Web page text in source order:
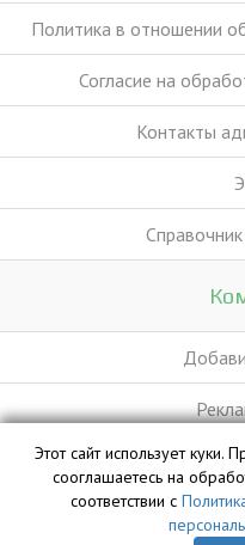
Политика в отношении
Согласие на
Контакты
База данных сайта
собственностью ООО
Этот сайт использует куки.
сооглашаетесь на
соответствии с